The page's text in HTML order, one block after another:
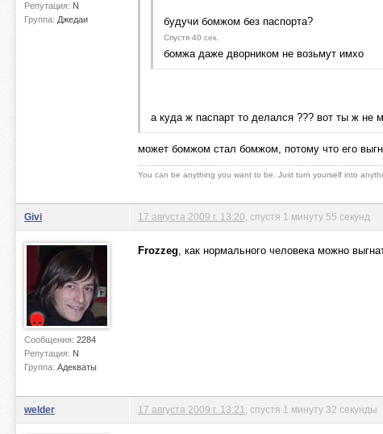
Репутация: N
Группа: Джедаи будучи бомжом без паспорта?
Спустя 40 сек.
бомжа даже дворником не возьмут имхо
а куда ж паспарт то делался ??? вот ты ж не
может бомжом стал бомжом, потому что его
You can be anything you want to be. Just turn yourself into
Givi
Сообщения: 2284
Репутация: N
Группа: Адекваты
17 августа 2009 г. 13:20 , спустя 1 минуту 55 секунд
Frozzeg, как нормального человека можно
welder 17 августа 2009 г. 13:21 , спустя 1 минуту 32 секунды